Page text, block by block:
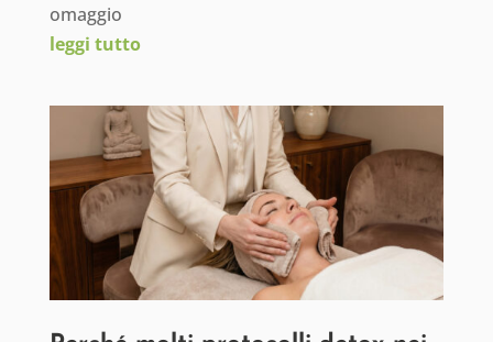
omaggio
leggi tutto